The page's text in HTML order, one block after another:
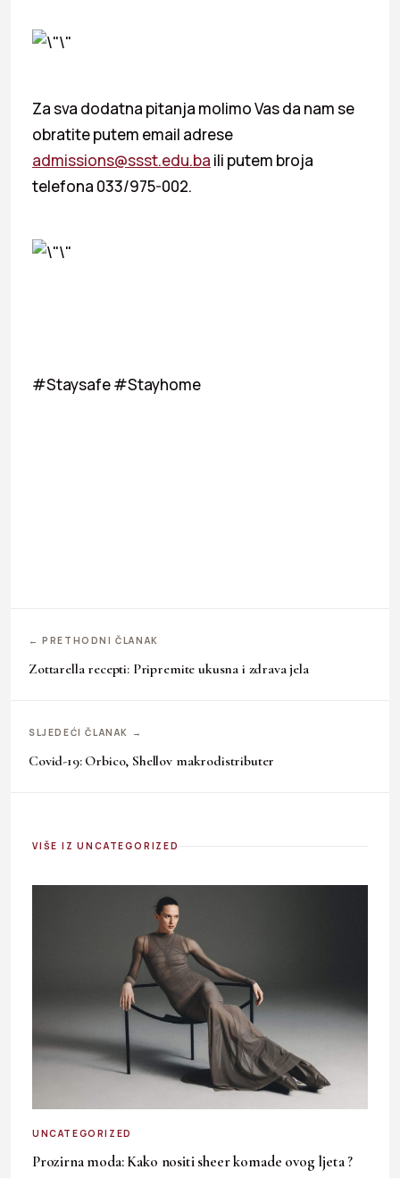
Za sva dodatna pitanja molimo Vas da nam se
obratite putem email adrese
admissions@ssst.edu.ba ili putem broja
telefona 033/975-002.
#Staysafe #Stayhome
← PRETHODNI ČLANAK
Zottarella recepti: Pripremite ukusna i zdrava jela
SLJEDEĆI ČLANAK →
Covid-19: Orbico, Shellov makrodistributer
VIŠE IZ UNCATEGORIZED
UNCATEGORIZED
Prozirna moda: Kako nositi sheer komade ovog ljeta ?